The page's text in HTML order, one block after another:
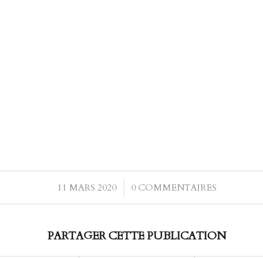
11 MARS 2020
/ 0 COMMENTAIRES
PARTAGER CETTE PUBLICATION